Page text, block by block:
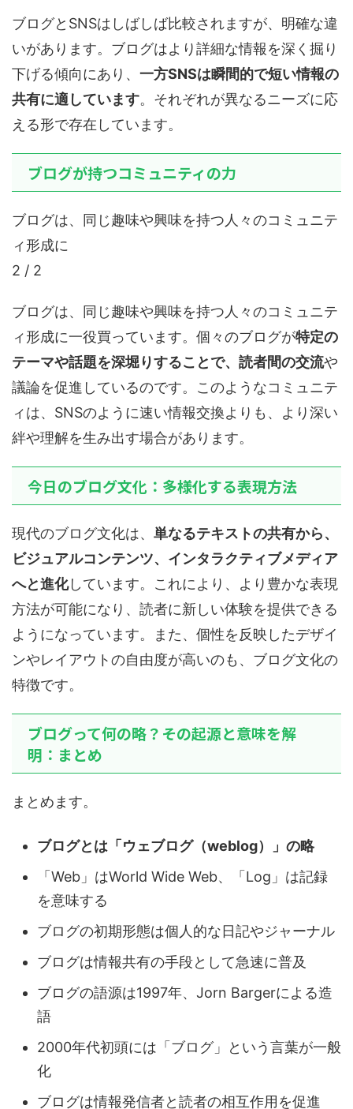
ブログとSNSはしばしば比較されますが、明確な違
いがあります。ブログはより詳細な情報を深く掘り
下げる傾向にあり、 一方SNSは瞬間的で短い情報の
共有に適しています。それぞれが異なるニーズに応
える形で存在しています。
ブログが持つコミュニティの力
ブログは、同じ趣味や興味を持つ人々のコミュニテ
ィ形成に
2 / 2
ブログは、同じ趣味や興味を持つ人々のコミュニテ
ィ形成に一役買っています。個々のブログが特定の
テーマや話題を深堀りすることで、読者間の交流や
議論を促進しているのです。このようなコミュニテ
ィは、SNSのように速い情報交換よりも、より深い
絆や理解を生み出す場合があります。
今日のブログ文化：多様化する表現方法
現代のブログ文化は、 単なるテキストの共有から、
ビジュアルコンテンツ、インタラクティブメディア
へと進化しています。これにより、より豊かな表現
方法が可能になり、読者に新しい体験を提供できる
ようになっています。また、個性を反映したデザイ
ンやレイアウトの自由度が高いのも、ブログ文化の
特徴です。
ブログって何の略？その起源と意味を解
明：まとめ
まとめます。
ブログとは「ウェブログ（weblog）」の略
「Web」はWorld Wide Web、「Log」は記録
を意味する
ブログの初期形態は個人的な日記やジャーナル
ブログは情報共有の手段として急速に普及
ブログの語源は1997年、Jorn Bargerによる造
語
2000年代初頭には「ブログ」という言葉が一般
化
ブログは情報発信者と読者の相互作用を促進